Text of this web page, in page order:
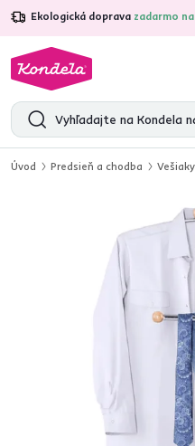
Ekologická doprava zadarmo
4,7 31 285
Úvod Predsieň a chodba Vešiaky